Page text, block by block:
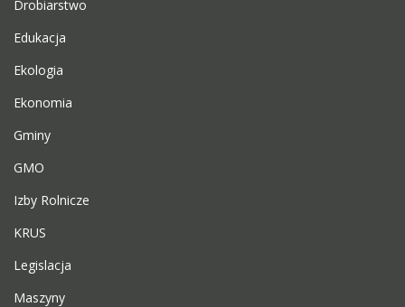
Drobiarstwo
Edukacja
Ekologia
Ekonomia
Gminy
GMO
Izby Rolnicze
KRUS
Legislacja
Maszyny